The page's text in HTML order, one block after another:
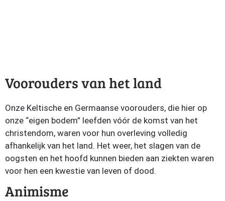
Voorouders van het land
Onze Keltische en Germaanse voorouders, die hier op
onze “eigen bodem” leefden vóór de komst van het
christendom, waren voor hun overleving volledig
afhankelijk van het land. Het weer, het slagen van de
oogsten en het hoofd kunnen bieden aan ziekten waren
voor hen een kwestie van leven of dood.
Animisme